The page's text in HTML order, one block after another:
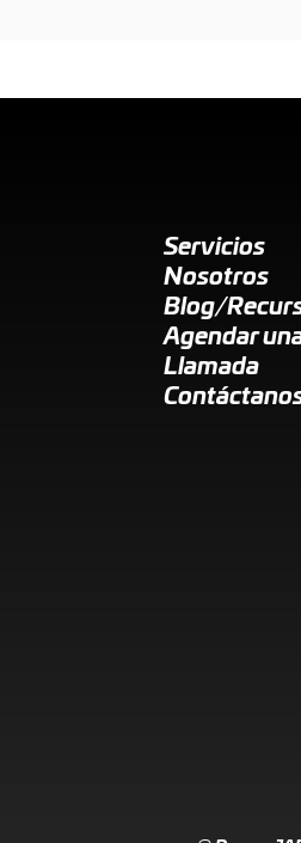
Servicios
Nosotros
Blog/
Agendar
Llamada